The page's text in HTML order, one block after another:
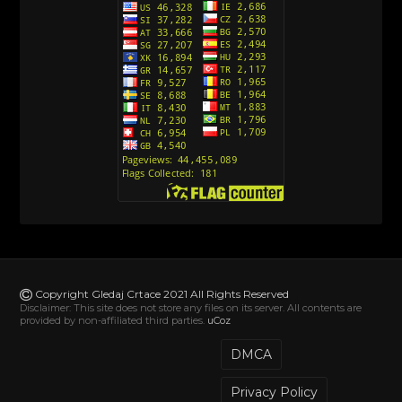
Action Man (2000) Sinhronizovano na Hrvatski
Andjeoski Prijatelji (Sinhronizovano na Srpski)
Ajkuca (Sharkdog) Sinhronizovano na Srpski
Alvin i veverice (Alvinnn!!! And the Chipmunks)
Sinhronizovano na Srpski
Avanture Mačka u čizmama (Sinhronizovano na
[78]
Abominable The Invisible (2022) Sinhronizovano
Akademija za jednoroge (Unicorn Academy)
Copyright Gledaj Crtace 2021 All Rights Reserved
Disclaimer: This site does not store any files on its server. All contents are
provided by non-affiliated third parties. uCoz
DMCA
Privacy Policy